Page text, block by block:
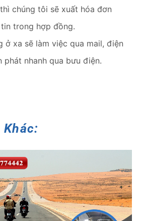
chúng tôi sẽ xuất hóa đơn
trong hợp đồng.
ở xa sẽ làm việc qua mail, điện
phát nhanh qua bưu điện.
Khác: